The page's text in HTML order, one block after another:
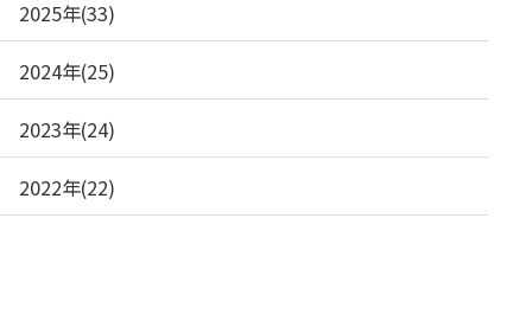
2025年(33)
2024年(25)
2023年(24)
2022年(22)